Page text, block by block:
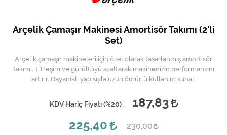
Soğutma Sistemleri
Şofben ve Termosifon
​Arçelik Çamaşır Makinesi Amortisör Takımı (2'li
Set)
Arçelik çamaşır makineleri için özel olarak tasarlanmış amortisör
takımı. Titreşim ve gürültüyü azaltarak makinenizin performansını
artırır. Dayanıklı yapısıyla uzun ömürlü kullanım sunar.
KDV Hariç Fiyatı (%20) :
187,83
225,40
230,00